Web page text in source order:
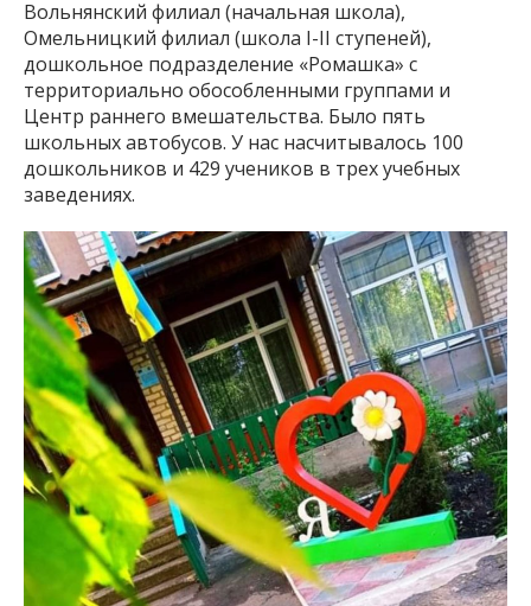
Вольнянский филиал (начальная школа),
Омельницкий филиал (школа I-II ступеней),
дошкольное подразделение «Ромашка» с
территориально обособленными группами и
Центр раннего вмешательства. Было пять
школьных автобусов. У нас насчитывалось 100
дошкольников и 429 учеников в трех учебных
заведениях.